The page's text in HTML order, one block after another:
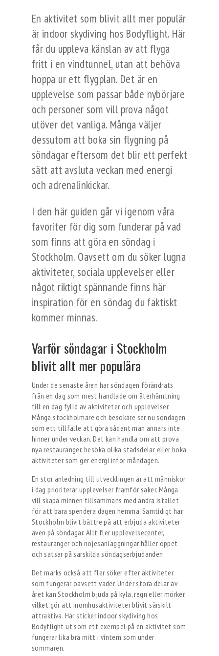
En aktivitet som blivit allt mer populär
är indoor skydiving hos Bodyflight. Här
får du uppleva känslan av att flyga
fritt i en vindtunnel, utan att behöva
hoppa ur ett flygplan. Det är en
upplevelse som passar både nybörjare
och personer som vill prova något
utöver det vanliga. Många väljer
dessutom att boka sin flygning på
söndagar eftersom det blir ett perfekt
sätt att avsluta veckan med energi
och adrenalinkickar.
I den här guiden går vi igenom våra
favoriter för dig som funderar på vad
som finns att göra en söndag i
Stockholm. Oavsett om du söker lugna
aktiviteter, sociala upplevelser eller
något riktigt spännande finns här
inspiration för en söndag du faktiskt
kommer minnas.
Varför söndagar i Stockholm
blivit allt mer populära
Under de senaste åren har söndagen förändrats
från en dag som mest handlade om återhämtning
till en dag fylld av aktiviteter och upplevelser.
Många stockholmare och besökare ser nu söndagen
som ett tillfälle att göra sådant man annars inte
hinner under veckan. Det kan handla om att prova
nya restauranger, besöka olika stadsdelar eller boka
aktiviteter som ger energi inför måndagen.
En stor anledning till utvecklingen är att människor
i dag prioriterar upplevelser framför saker. Många
vill skapa minnen tillsammans med andra istället
för att bara spendera dagen hemma. Samtidigt har
Stockholm blivit bättre på att erbjuda aktiviteter
även på söndagar. Allt fler upplevelsecenter,
restauranger och nöjesanläggningar håller öppet
och satsar på särskilda söndagserbjudanden.
Det märks också att fler söker efter aktiviteter
som fungerar oavsett väder. Under stora delar av
året kan Stockholm bjuda på kyla, regn eller mörker,
vilket gör att inomhusaktiviteter blivit särskilt
attraktiva. Här sticker indoor skydiving hos
Bodyflight ut som ett exempel på en aktivitet som
fungerar lika bra mitt i vintern som under
sommaren.